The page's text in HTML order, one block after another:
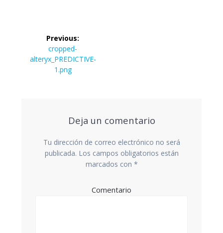
Navegación
entradas
Previous:
Previous
post:
cropped-
alteryx_PREDICTIVE-
1.png
Deja un comentario
Tu dirección de correo electrónico no será
publicada. Los campos obligatorios están
marcados con *
Comentario